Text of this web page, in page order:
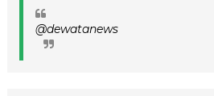
@dewatanews